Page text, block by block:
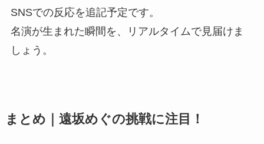
SNSでの反応を追記予定です。
名演が生まれた瞬間を、リアルタイムで見届けま
しょう。
まとめ｜遠坂めぐの挑戦に注目！